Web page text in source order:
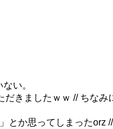
い。
きましたｗｗ // ちな
とか思ってしまったorz